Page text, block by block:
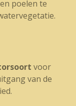
poelen te
voor
van de